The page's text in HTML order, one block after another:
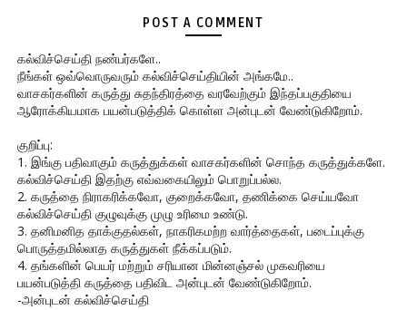
POST A COMMENT
கல்விச்செய்தி நண்பர்களே..
நீங்கள் ஒவ்வொருவரும் கல்விச்செய்தியின் அங்கமே..
வாசகர்களின் கருத்து சுதந்திரத்தை வரவேற்கும் இந்தப்பகுதியை
ஆரோக்கியமாக பயன்படுத்திக் கொள்ள அன்புடன் வேண்டுகிறோம்.
குறிப்பு:
1. இங்கு பதிவாகும் கருத்துக்கள் வாசகர்களின் சொந்த கருத்துக்களே.
கல்விச்செய்தி இதற்கு எவ்வகையிலும் பொறுப்பல்ல.
2. கருத்தை நிராகரிக்கவோ, குறைக்கவோ, தணிக்கை செய்யவோ
கல்விச்செய்தி குழுவுக்கு முழு உரிமை உண்டு.
3. தனிமனித தாக்குதல்கள், நாகரிகமற்ற வார்த்தைகள், படைப்புக்கு
பொருத்தமில்லாத கருத்துகள் நீக்கப்படும்.
4. தங்களின் பெயர் மற்றும் சரியான மின்னஞ்சல் முகவரியை
பயன்படுத்தி கருத்தை பதிவிட அன்புடன் வேண்டுகிறோம்.
-அன்புடன் கல்விச்செய்தி